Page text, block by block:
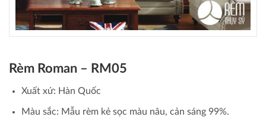
Rèm Roman – RM05
Xuất xứ: Hàn Quốc
Màu sắc: Mẫu rèm kẻ sọc màu nâu, cản sáng 99%.